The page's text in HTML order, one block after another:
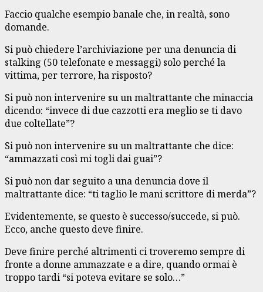
Faccio qualche esempio banale che, in realtà, sono
domande.
Si può chiedere l’archiviazione per una denuncia di
stalking (50 telefonate e messaggi) solo perché la
vittima, per terrore, ha risposto?
Si può non intervenire su un maltrattante che minaccia
dicendo: “invece di due cazzotti era meglio se ti davo
due coltellate”?
Si può non intervenire su un maltrattante che dice:
“ammazzati così mi togli dai guai”?
Si può non dar seguito a una denuncia dove il
maltrattante dice: “ti taglio le mani scrittore di merda”?
Evidentemente, se questo è successo/succede, si può.
Ecco, anche questo deve finire.
Deve finire perché altrimenti ci troveremo sempre di
fronte a donne ammazzate e a dire, quando ormai è
troppo tardi “si poteva evitare se solo…”